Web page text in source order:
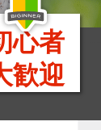
心者
歓迎